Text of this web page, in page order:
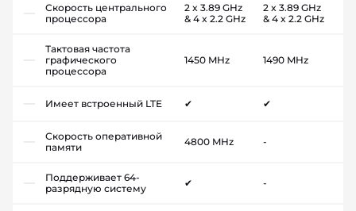
Скорость центрального
процессора
2 x 3.89 GHz
& 4 x 2.2 GHz
2 x 3.89 GHz
& 4 x 2.2 GHz
Тактовая частота
графического
процессора
1450 MHz 1490 MHz
Имеет встроенный LTE ✔ ✔
Скорость оперативной
памяти
4800 MHz -
Поддерживает 64-
разрядную систему
✔ -